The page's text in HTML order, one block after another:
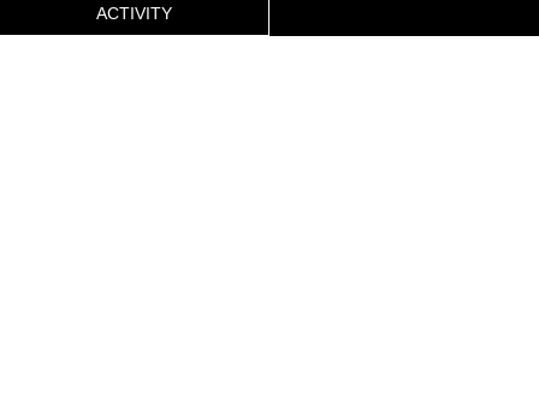
ACTIVITY